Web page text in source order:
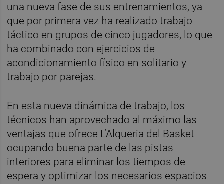
una nueva fase de sus entrenamientos, ya
que por primera vez ha realizado trabajo
táctico en grupos de cinco jugadores, lo que
ha combinado con ejercicios de
acondicionamiento físico en solitario y
trabajo por parejas.
En esta nueva dinámica de trabajo, los
técnicos han aprovechado al máximo las
ventajas que ofrece L’Alqueria del Basket
ocupando buena parte de las pistas
interiores para eliminar los tiempos de
espera y optimizar los necesarios espacios